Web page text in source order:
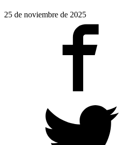
25 de noviembre de 2025